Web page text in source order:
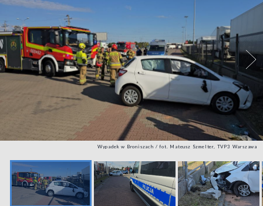
Wypadek w Broniszach / fot. Mateusz Szmelter, TVP3 Warszawa